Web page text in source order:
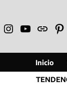
Instagram
YouTube
Web
Inicio